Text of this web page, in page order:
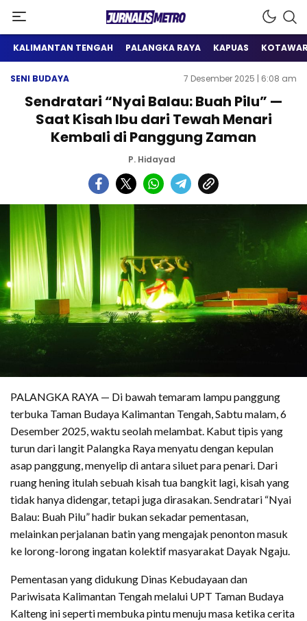
Jurnalis Metro
Satu Wadah Informasi
KALIMANTAN TENGAH PALANGKA RAYA KAPUAS
SENI BUDAYA 7 Desember 2025 | 6:08 am
Sendratari “Nyai Balau: Buah Pilu” —
Saat Kisah Ibu dari Tewah Menari
Kembali di Panggung Zaman
P. Hidayad
PALANGKA RAYA — Di bawah temaram lampu panggung
terbuka Taman Budaya Kalimantan Tengah, Sabtu malam, 6
Desember 2025, waktu seolah melambat. Kabut tipis yang
turun dari langit Palangka Raya menyatu dengan kepulan
asap panggung, menyelip di antara siluet para penari. Dari
ruang hening itulah sebuah kisah tua bangkit lagi, kisah yang
tidak hanya didengar, tetapi juga dirasakan. Sendratari “Nyai
Balau: Buah Pilu” hadir bukan sekadar pementasan,
melainkan perjalanan batin yang mengajak penonton masuk
ke lorong-lorong ingatan kolektif masyarakat Dayak Ngaju.
Pementasan yang didukung Dinas Kebudayaan dan
Pariwisata Kalimantan Tengah melalui UPT Taman Budaya
Kalteng ini seperti membuka pintu menuju masa ketika cerita